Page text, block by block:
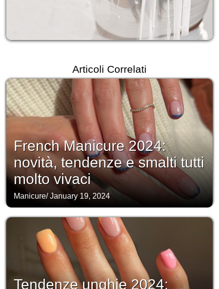
Articoli Correlati
French Manicure 2024:
novità, tendenze e smalti tutti
molto vivaci
Manicure/January 19, 2024
Tendenze unghie 2024: